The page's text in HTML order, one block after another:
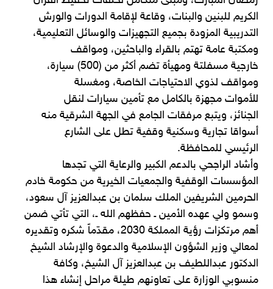
الكريم للبنين والبنات، وقاعة لإقامة الدورات والورش
التدريبية المزودة بجميع التجهيزات والوسائل التعليمية،
ومكتبة عامة تهتم بالقراء والباحثين، ومواقف
خارجية مسفلتة ومهيأة تضم أكثر من (500) سيارة،
ومواقف لذوي الاحتياجات الخاصة، ومغسلة
للأموات مجهزة بالكامل مع تأمين سيارات لنقل
الجنائز، ويتبع مرفقات الجامع في الجهة الشرقية منه
أسواقا تجارية وسكنية وقفية تطل على الشارع
الرئيسي للمحافظة.
وأشاد الراجحي بالدعم الكبير والرعاية التي تجدها
المؤسسات الوقفية والجمعيات الخيرية من حكومة خادم
الحرمين ‏الشريفين الملك سلمان بن عبدالعزيز آل سعود،
وسمو ولي عهده الأمين ـ حفظهم الله ـ، التي تأتي ضمن
أهم مرتكزات رؤية المملكة 2030، مقدّماً شكره وتقديره
لمعالي وزير الشؤون الإسلامية والدعوة والإرشاد الشيخ
الدكتور عبداللطيف بن عبدالعزيز آل الشيخ، وكافة
منسوبي الوزارة على تعاونهم طيلة مراحل إنشاء هذا